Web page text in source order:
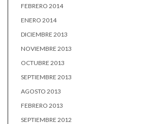
FEBRERO 2014
ENERO 2014
DICIEMBRE 2013
NOVIEMBRE 2013
OCTUBRE 2013
SEPTIEMBRE 2013
AGOSTO 2013
FEBRERO 2013
SEPTIEMBRE 2012